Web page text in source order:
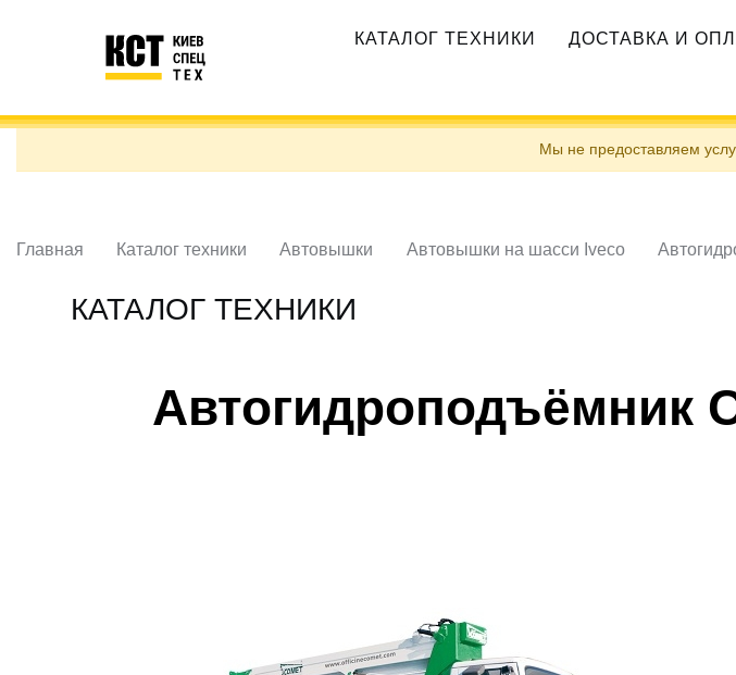
навигация
КАТАЛОГ ТЕХНИКИ ДОСТАВКА И
Мы не предоставляем
Главная Каталог техники Автовышки Автовышки на шасси Iveco
КАТАЛОГ ТЕХНИКИ
Автогидроподъёмник